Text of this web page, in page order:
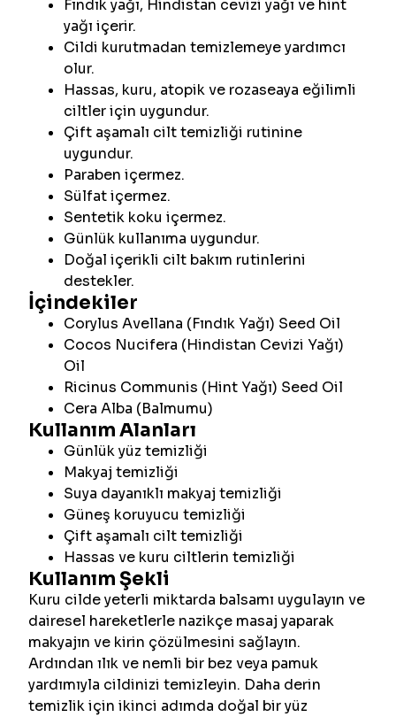
Fındık yağı, Hindistan cevizi yağı ve hint
yağı içerir.
Cildi kurutmadan temizlemeye yardımcı
olur.
Hassas, kuru, atopik ve rozaseaya eğilimli
ciltler için uygundur.
Çift aşamalı cilt temizliği rutinine
uygundur.
Paraben içermez.
Sülfat içermez.
Sentetik koku içermez.
Günlük kullanıma uygundur.
Doğal içerikli cilt bakım rutinlerini
destekler.
İçindekiler
Corylus Avellana (Fındık Yağı) Seed Oil
Cocos Nucifera (Hindistan Cevizi Yağı)
Oil
Ricinus Communis (Hint Yağı) Seed Oil
Cera Alba (Balmumu)
Kullanım Alanları
Günlük yüz temizliği
Makyaj temizliği
Suya dayanıklı makyaj temizliği
Güneş koruyucu temizliği
Çift aşamalı cilt temizliği
Hassas ve kuru ciltlerin temizliği
Kullanım Şekli
Kuru cilde yeterli miktarda balsamı uygulayın ve
dairesel hareketlerle nazikçe masaj yaparak
makyajın ve kirin çözülmesini sağlayın.
Ardından ılık ve nemli bir bez veya pamuk
yardımıyla cildinizi temizleyin. Daha derin
temizlik için ikinci adımda doğal bir yüz